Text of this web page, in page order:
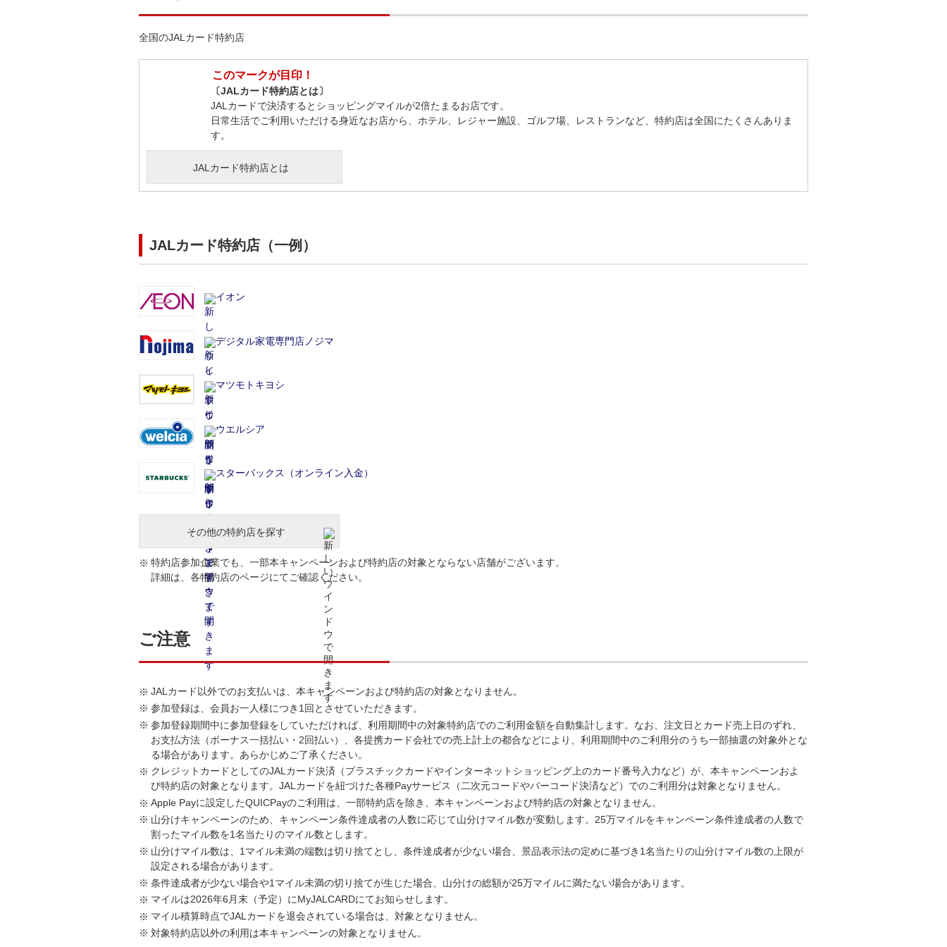
全国のJALカード特約店
このマークが目印！
〔JALカード特約店とは〕
JALカードで決済するとショッピングマイルが2倍たまるお店です。
日常生活でご利用いただける身近なお店から、ホテル、レジャー施設、ゴルフ場、レストランなど、特約店は全国にたくさんありま
す。
JALカード特約店とは
JALカード特約店（一例）
イオン
デジタル家電専門店ノジマ
マツモトキヨシ
ウエルシア
スターバックス（オンライン入金）
その他の特約店を探す
特約店参加企業でも、一部本キャンペーンおよび特約店の対象とならない店舗がございます。
詳細は、各特約店のページにてご確認ください。
ご注意
JALカード以外でのお支払いは、本キャンペーンおよび特約店の対象となりません。
参加登録は、会員お一人様につき1回とさせていただきます。
参加登録期間中に参加登録をしていただければ、利用期間中の対象特約店でのご利用金額を自動集計します。なお、注文日とカード売上日のずれ、
お支払方法（ボーナス一括払い・2回払い）、各提携カード会社での売上計上の都合などにより、利用期間中のご利用分のうち一部抽選の対象外とな
る場合があります。あらかじめご了承ください。
クレジットカードとしてのJALカード決済（プラスチックカードやインターネットショッピング上のカード番号入力など）が、本キャンペーンおよ
び特約店の対象となります。JALカードを紐づけた各種Payサービス（二次元コードやバーコード決済など）でのご利用分は対象となりません。
Apple Payに設定したQUICPayのご利用は、一部特約店を除き、本キャンペーンおよび特約店の対象となりません。
山分けキャンペーンのため、キャンペーン条件達成者の人数に応じて山分けマイル数が変動します。25万マイルをキャンペーン条件達成者の人数で
割ったマイル数を1名当たりのマイル数とします。
山分けマイル数は、1マイル未満の端数は切り捨てとし、条件達成者が少ない場合、景品表示法の定めに基づき1名当たりの山分けマイル数の上限が
設定される場合があります。
条件達成者が少ない場合や1マイル未満の切り捨てが生じた場合、山分けの総額が25万マイルに満たない場合があります。
マイルは2026年6月末（予定）にMyJALCARDにてお知らせします。
マイル積算時点でJALカードを退会されている場合は、対象となりません。
対象特約店以外の利用は本キャンペーンの対象となりません。